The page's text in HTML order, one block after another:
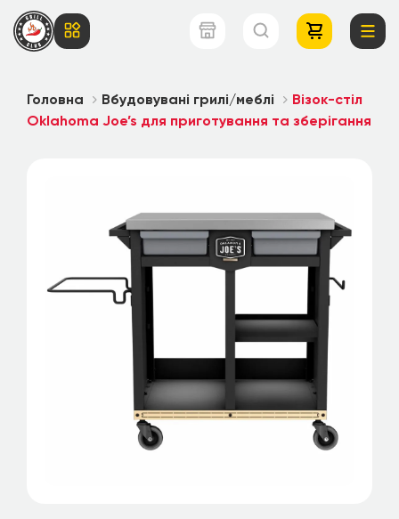
Головна Вбудовувані грилі/меблі
Візок-стіл
Oklahoma Joe’s для приготування та зберігання